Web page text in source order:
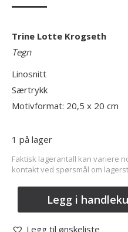
Trine Lotte Krogseth
Tegn
Linosnitt
Særtrykk
Motivformat: 20,5 x 20 cm
1 på lager
Faktisk lagerantall kan variere
kontakt ved spørsmål om
Legg i
Legg til ønskeliste